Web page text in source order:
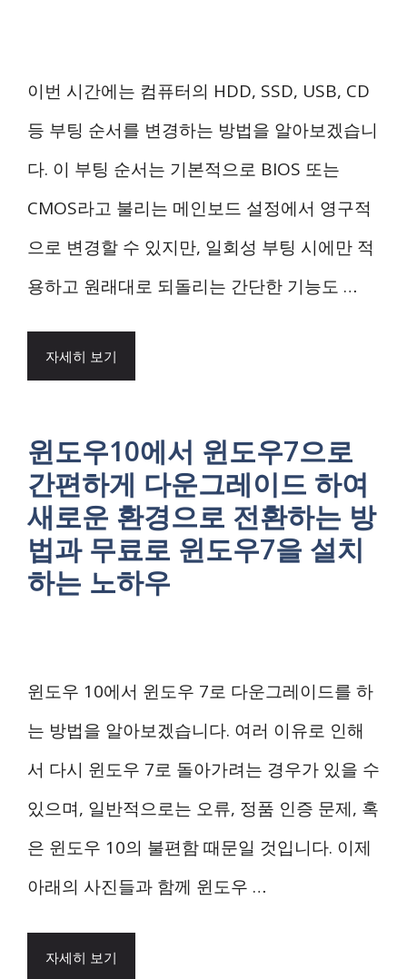
이번 시간에는 컴퓨터의 HDD, SSD, USB, CD
등 부팅 순서를 변경하는 방법을 알아보겠습니
다. 이 부팅 순서는 기본적으로 BIOS 또는
CMOS라고 불리는 메인보드 설정에서 영구적
으로 변경할 수 있지만, 일회성 부팅 시에만 적
용하고 원래대로 되돌리는 간단한 기능도 …
자세히 보기
윈도우10에서 윈도우7으로
간편하게 다운그레이드 하여
새로운 환경으로 전환하는 방
법과 무료로 윈도우7을 설치
하는 노하우
윈도우 10에서 윈도우 7로 다운그레이드를 하
는 방법을 알아보겠습니다. 여러 이유로 인해
서 다시 윈도우 7로 돌아가려는 경우가 있을 수
있으며, 일반적으로는 오류, 정품 인증 문제, 혹
은 윈도우 10의 불편함 때문일 것입니다. 이제
아래의 사진들과 함께 윈도우 …
자세히 보기